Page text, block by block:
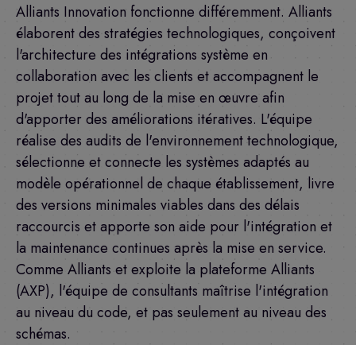
Alliants Innovation fonctionne différemment. Alliants
élaborent des stratégies technologiques, conçoivent
l'architecture des intégrations système en
collaboration avec les clients et accompagnent le
projet tout au long de la mise en œuvre afin
d'apporter des améliorations itératives. L'équipe
réalise des audits de l'environnement technologique,
sélectionne et connecte les systèmes adaptés au
modèle opérationnel de chaque établissement, livre
des versions minimales viables dans des délais
raccourcis et apporte son aide pour l'intégration et
la maintenance continues après la mise en service.
Comme Alliants et exploite la plateforme Alliants
(AXP), l'équipe de consultants maîtrise l'intégration
au niveau du code, et pas seulement au niveau des
schémas.